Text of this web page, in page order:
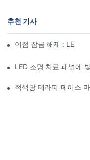
추천 기사
이점 잠금 해제 : LED
LED 조명 치료 패널에
적색광 테라피 페이스